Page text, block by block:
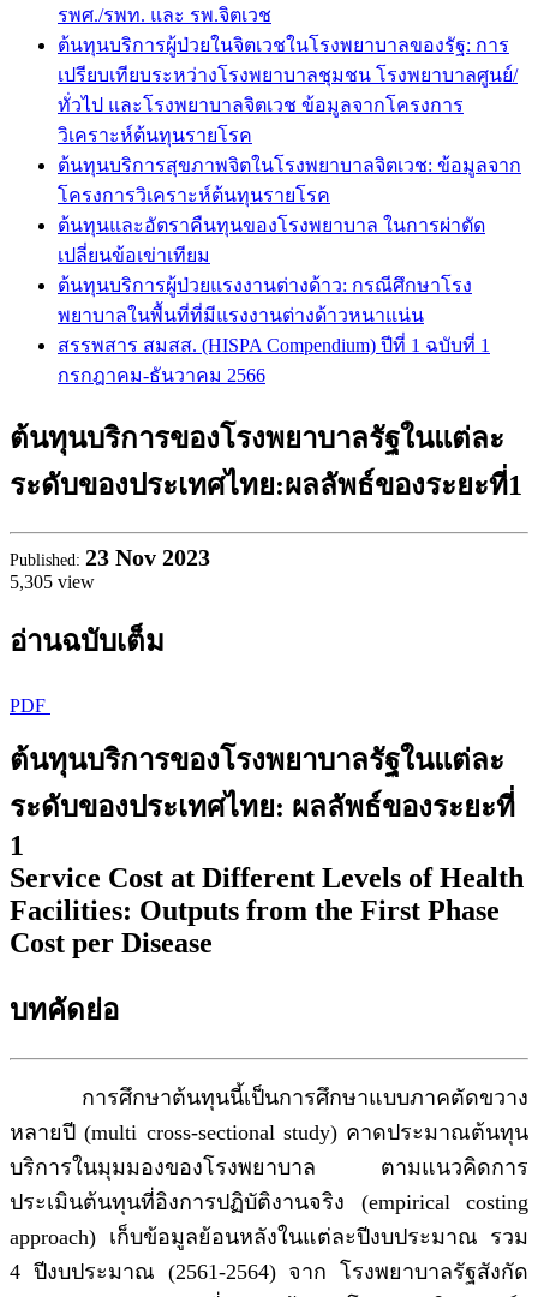
รพศ./รพท. และ รพ.จิตเวช
ต้นทุนบริการผู้ป่วยในจิตเวชในโรงพยาบาลของรัฐ: การ
เปรียบเทียบระหว่างโรงพยาบาลชุมชน โรงพยาบาลศูนย์/
ทั่วไป และโรงพยาบาลจิตเวช ข้อมูลจากโครงการ
วิเคราะห์ต้นทุนรายโรค
ต้นทุนบริการสุขภาพจิตในโรงพยาบาลจิตเวช: ข้อมูลจาก
โครงการวิเคราะห์ต้นทุนรายโรค
ต้นทุนและอัตราคืนทุนของโรงพยาบาล ในการผ่าตัด
เปลี่ยนข้อเข่าเทียม
ต้นทุนบริการผู้ป่วยแรงงานต่างด้าว: กรณีศึกษาโรง
พยาบาลในพื้นที่ที่มีแรงงานต่างด้าวหนาแน่น
สรรพสาร สมสส. (HISPA Compendium) ปีที่ 1 ฉบับที่ 1
กรกฎาคม-ธันวาคม 2566
ต้นทุนบริการของโรงพยาบาลรัฐในแต่ละ
ระดับของประเทศไทย:ผลลัพธ์ของระยะที่1
Published: 23 Nov 2023
5,305 view
อ่านฉบับเต็ม
PDF
ต้นทุนบริการของโรงพยาบาลรัฐในแต่ละ
ระดับของประเทศไทย: ผลลัพธ์ของระยะที่
1
Service Cost at Different Levels of Health
Facilities: Outputs from the First Phase
Cost per Disease
บทคัดย่อ
การศึกษาต้นทุนนี้เป็นการศึกษาแบบภาคตัดขวาง
หลายปี (multi cross-sectional study) คาดประมาณต้นทุน
บริการในมุมมองของโรงพยาบาล ตามแนวคิดการ
ประเมินต้นทุนที่อิงการปฏิบัติงานจริง (empirical costing
approach) เก็บข้อมูลย้อนหลังในแต่ละปีงบประมาณ รวม
4 ปีงบประมาณ (2561-2564) จาก โรงพยาบาลรัฐสังกัด